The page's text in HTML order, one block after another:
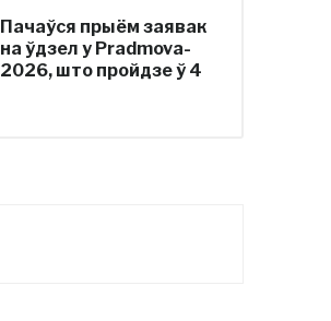
Пачаўся прыём заявак
на ўдзел у Pradmova-
2026, што пройдзе ў 4